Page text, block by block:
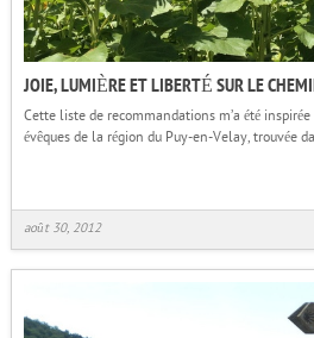
JOIE, LUMIÈRE ET LIBERTÉ SUR LE
Cette liste de recommandations m’a été
évêques de la région du Puy-en-Velay, trouvée
août 30, 2012